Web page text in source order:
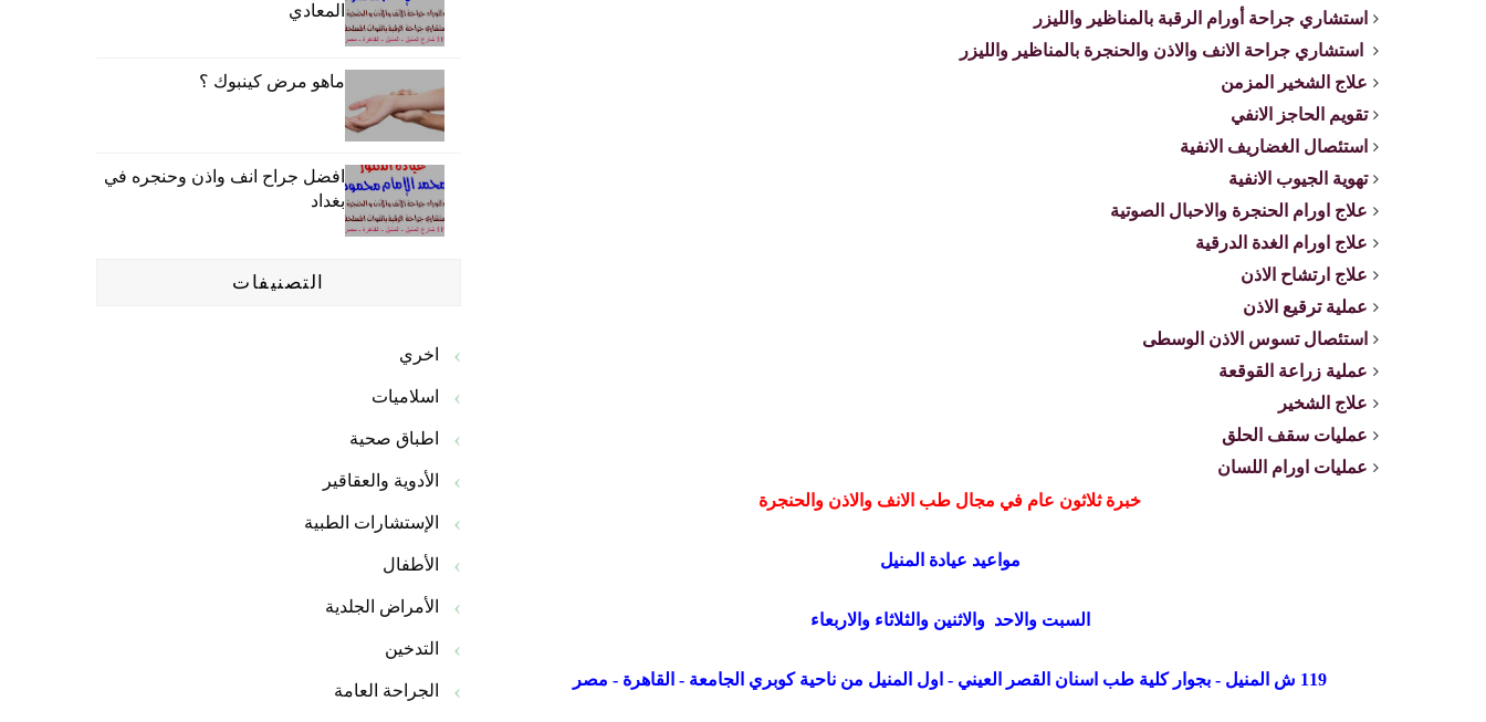
استشاري جراحة أورام الرقبة بالمناظير والليزر
استشاري جراحة الانف والاذن والحنجرة بالمناظير والليزر
علاج الشخير المزمن
تقويم الحاجز الانفي
استئصال الغضاريف الانفية
تهوية الجيوب الانفية
علاج اورام الحنجرة والاحبال الصوتية
علاج اورام الغدة الدرقية
علاج ارتشاح الاذن
عملية ترقيع الاذن
استئصال تسوس الاذن الوسطى
عملية زراعة القوقعة
علاج الشخير
عمليات سقف الحلق
عمليات اورام اللسان
خبرة ثلاثون عام في مجال طب الانف والاذن والحنجرة
مواعيد عيادة المنيل
السبت والاحد والاثنين والثلاثاء والاربعاء
119 ش المنيل - بجوار كلية طب اسنان القصر العيني - اول المنيل من ناحية كوبري الجامعة - القاهرة - مصر
المعادي
ماهو مرض كينبوك ؟
افضل جراح انف واذن وحنجره في
بغداد
التصنيفات
اخري
اسلاميات
اطباق صحية
الأدوية والعقاقير
الإستشارات الطبية
الأطفال
الأمراض الجلدية
التدخين
الجراحة العامة